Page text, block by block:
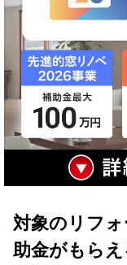
対象のリフ
助金がもらえ